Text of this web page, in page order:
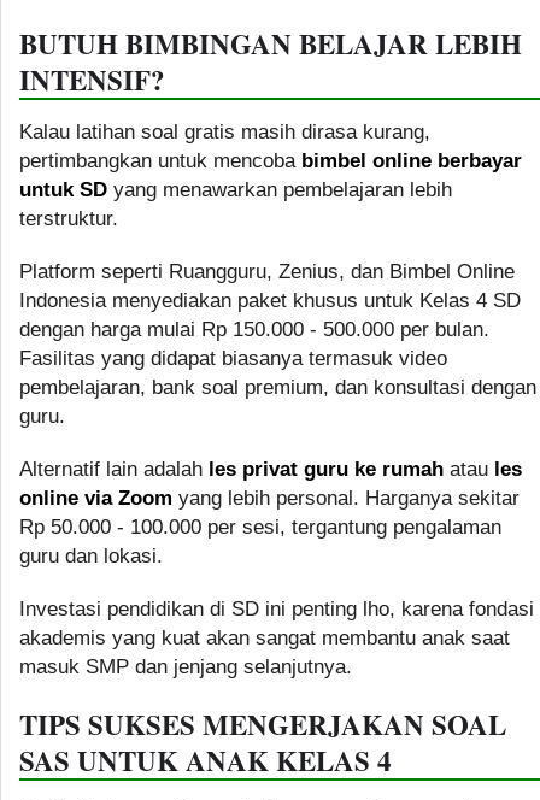
BUTUH BIMBINGAN BELAJAR LEBIH
INTENSIF?
Kalau latihan soal gratis masih dirasa kurang,
pertimbangkan untuk mencoba bimbel online berbayar
untuk SD yang menawarkan pembelajaran lebih
terstruktur.
Platform seperti Ruangguru, Zenius, dan Bimbel Online
Indonesia menyediakan paket khusus untuk Kelas 4 SD
dengan harga mulai Rp 150.000 - 500.000 per bulan.
Fasilitas yang didapat biasanya termasuk video
pembelajaran, bank soal premium, dan konsultasi dengan
guru.
Alternatif lain adalah les privat guru ke rumah atau les
online via Zoom yang lebih personal. Harganya sekitar
Rp 50.000 - 100.000 per sesi, tergantung pengalaman
guru dan lokasi.
Investasi pendidikan di SD ini penting lho, karena fondasi
akademis yang kuat akan sangat membantu anak saat
masuk SMP dan jenjang selanjutnya.
TIPS SUKSES MENGERJAKAN SOAL
SAS UNTUK ANAK KELAS 4